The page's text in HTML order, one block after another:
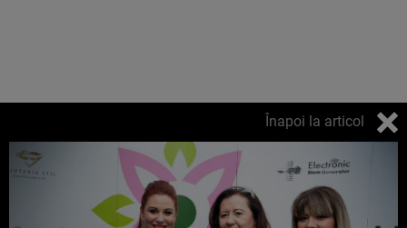
Înapoi la articol